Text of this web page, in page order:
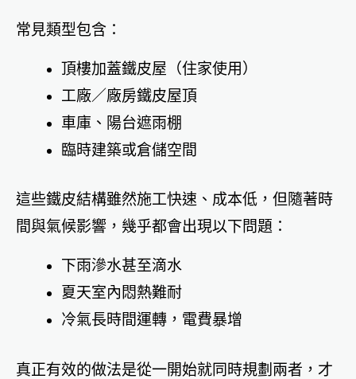
常見類型包含：
頂樓加蓋鐵皮屋（住家使用）
工廠／廠房鐵皮屋頂
車庫、陽台遮雨棚
臨時建築或倉儲空間
這些鐵皮結構雖然施工快速、成本低，但隨著時
間與氣候影響，幾乎都會出現以下問題：
下雨滲水甚至滴水
夏天室內悶熱難耐
冷氣長時間運轉，電費暴增
真正有效的做法是從一開始就同時規劃兩者，才